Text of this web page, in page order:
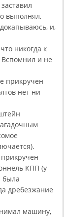
выполнял,
и,
никогда к
и не
прикручен
нет ни
КПП (у
была
дребезжание
машину,